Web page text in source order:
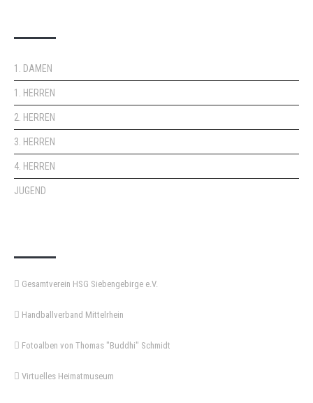
1. DAMEN
1. HERREN
2. HERREN
3. HERREN
4. HERREN
JUGEND
Gesamtverein HSG Siebengebirge e.V.
Handballverband Mittelrhein
Fotoalben von Thomas "Buddhi" Schmidt
Virtuelles Heimatmuseum